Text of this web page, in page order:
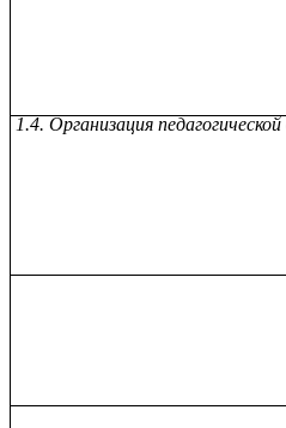
1.4. Организация